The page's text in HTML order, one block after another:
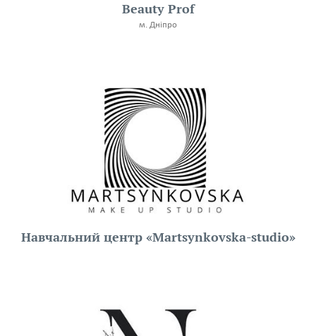
Beauty Prof
м. Дніпро
Навчальний центр «Martsynkovska-studio»